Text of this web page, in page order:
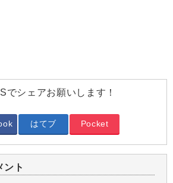
でシェアお願いします！
はてブ Pocket
ント